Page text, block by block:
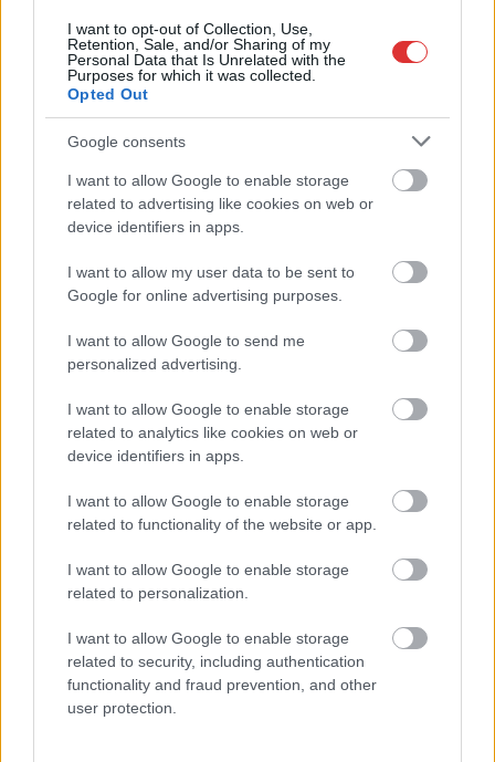
I want to opt-out of Collection, Use,
Retention, Sale, and/or Sharing of my
Personal Data that Is Unrelated with the
Purposes for which it was collected.
Opted Out
Google consents
I want to allow Google to enable storage
related to advertising like cookies on web or
device identifiers in apps.
I want to allow my user data to be sent to
Google for online advertising purposes.
I want to allow Google to send me
personalized advertising.
I want to allow Google to enable storage
related to analytics like cookies on web or
device identifiers in apps.
I want to allow Google to enable storage
related to functionality of the website or app.
I want to allow Google to enable storage
related to personalization.
I want to allow Google to enable storage
related to security, including authentication
functionality and fraud prevention, and other
user protection.
ezelőtti árvíz idején és így most – fotógyűjtemény
ugyanazokból a szögekből
Ilyenek eddig a tapasztalatok a vendégektől – a hőhullám
miatt ingyenes a strandolás Szolnokon
megint visszatér a forróság, újra rekkenő hőség jön, akár 38
fokokkal
többsége szakszerűen már nem ápolható
a Paraméter közös riportfilmje a Sajó szennyezéséről
Csángó Fesztivál
Meghosszabbított hőségriasztás és vízkorlátozások, a
Átszervezi működését az osztrák óriáscég, Szolnok is érintett
kisújszállási lakos ellen emeltek vádat
Vízitraffipax a Tisza-tavon: mostantól senki sem úszhatja meg
a száguldozást
Szolnokra is megérkezik a nyár eddigi legkeményebb napja